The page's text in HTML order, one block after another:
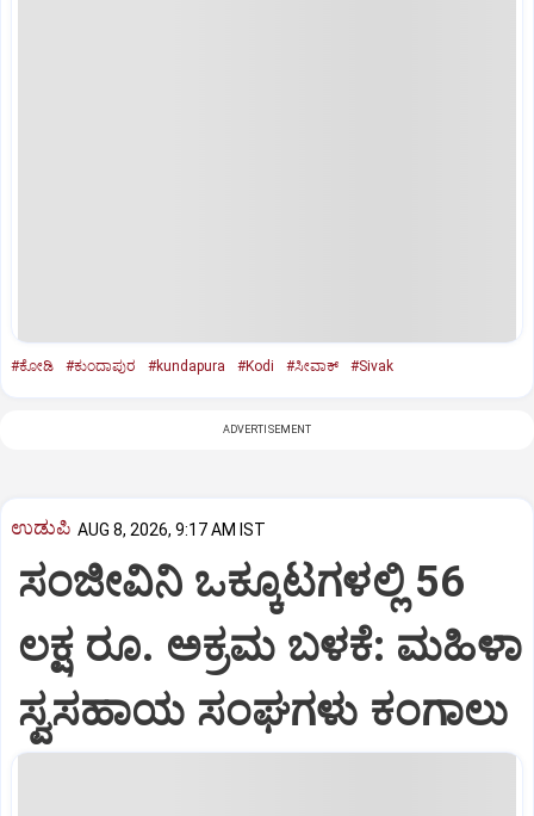
#ಕೋಡಿ #ಕುಂದಾಪುರ #kundapura #Kodi #ಸೀವಾಕ್‌ #Sivak
ADVERTISEMENT
ಉಡುಪಿ AUG 8, 2026, 9:17 AM IST
ಸಂಜೀವಿನಿ ಒಕ್ಕೂಟಗಳಲ್ಲಿ 56
ಲಕ್ಷ ರೂ. ಅಕ್ರಮ ಬಳಕೆ: ಮಹಿಳಾ
ಸ್ವಸಹಾಯ ಸಂಘಗಳು ಕಂಗಾಲು